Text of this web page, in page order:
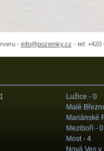
- info@pozemky.cz - tel: +420
1
Lužice - 0
Malé
Mariánské
Meziboří - 0
Most - 4
Nová Ves